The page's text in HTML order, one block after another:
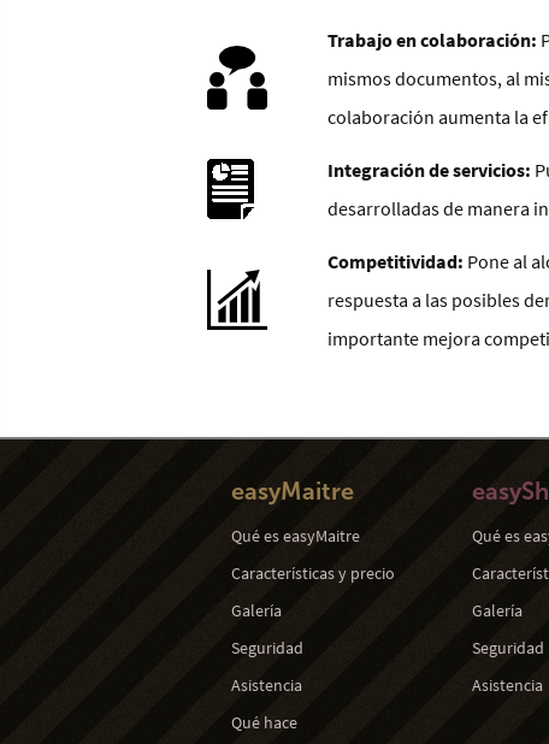
Trabajo en colaboración:
mismos documentos, al
colaboración aumenta la
Integración de servicios:
desarrolladas de manera
Competitividad: Pone al
respuesta a las posibles
importante mejora
easyMaitre
Qué es easyMaitre
Características y precio
Galería
Seguridad
Asistencia
Qué hace
Qué es
Galería
Seguridad
Asistencia